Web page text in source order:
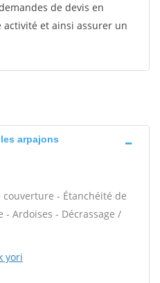
de devis en
et ainsi assurer un
arpajons
- Étanchéité de
Ardoises - Décrassage /
yori